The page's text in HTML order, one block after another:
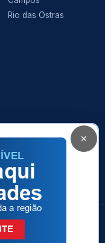
Rio das Ostras
✕